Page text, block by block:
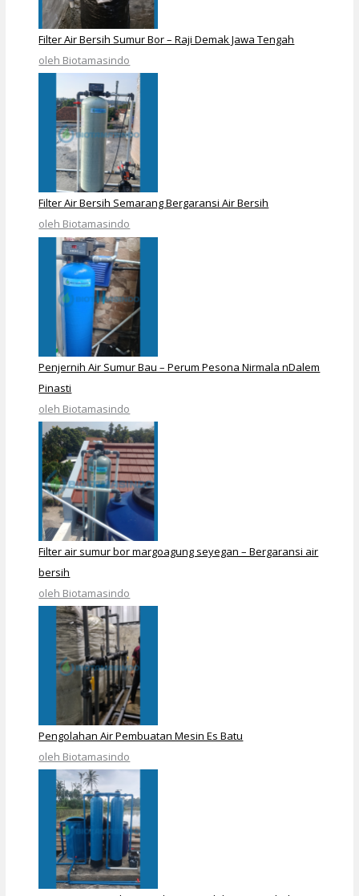
Filter Air Bersih Sumur Bor – Raji Demak Jawa Tengah
oleh Biotamasindo
Filter Air Bersih Semarang Bergaransi Air Bersih
oleh Biotamasindo
Penjernih Air Sumur Bau – Perum Pesona Nirmala nDalem
Pinasti
oleh Biotamasindo
Filter air sumur bor margoagung seyegan – Bergaransi air
bersih
oleh Biotamasindo
Pengolahan Air Pembuatan Mesin Es Batu
oleh Biotamasindo